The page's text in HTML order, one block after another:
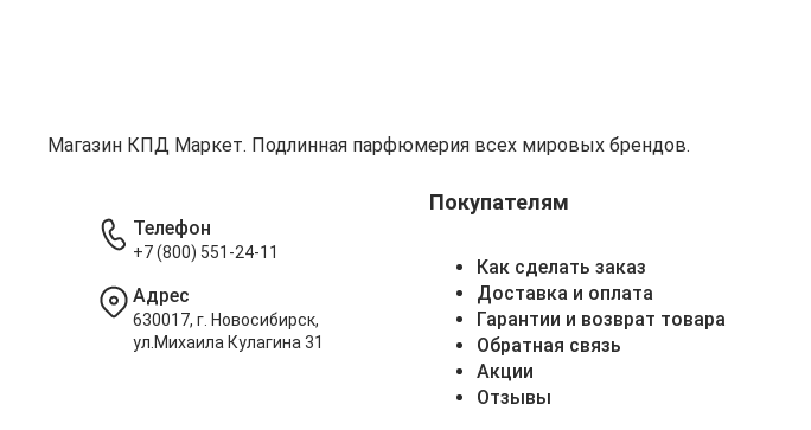
Магазин КПД Маркет. Подлинная парфюмерия всех мировых брендов.
Покупателям
Как сделать заказ
Доставка и оплата
Гарантии и возврат товара
Обратная связь
Акции
Отзывы
Телефон
+7 (800) 551-24-11
Адрес
630017, г. Новосибирск,
ул.Михаила Кулагина 31